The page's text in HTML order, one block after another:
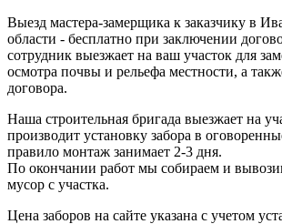
Выезд мастера-замерщика к заказчику в
области - бесплатно при заключении
сотрудник выезжает на ваш участок для
осмотра почвы и рельефа местности, а
договора.
Наша строительная бригада выезжает на
производит установку забора в
правило монтаж занимает 2-3 дня.
По окончании работ мы собираем и
мусор с участка.
Цена заборов на сайте указана с учетом